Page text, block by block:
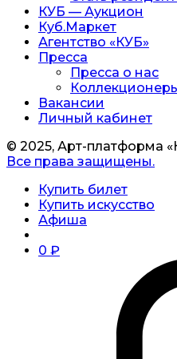
КУБ — Аукцион
Куб.Маркет
Агентство «КУБ»
Пресса
Пресса о нас
Вакансии
Личный кабинет
© 2025, Арт-платформа
Все права защищены.
Купить билет
Купить искусство
Афиша
0 ₽